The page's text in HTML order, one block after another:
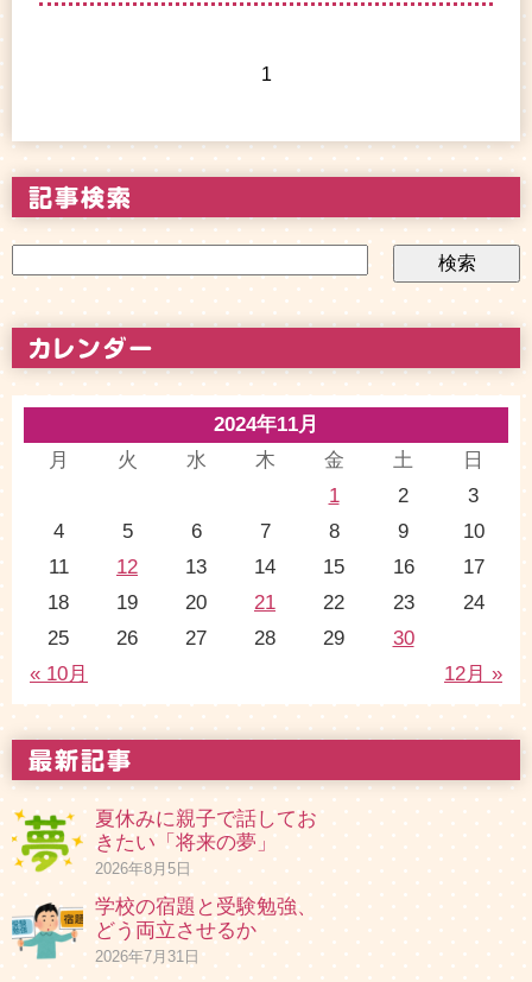
1
2024年11月
月
火 水 木 金 土 日
« 10月 12月 »
1 2
3
4
5 6 7 8 9
10
11
12 13 14 15 16
17
18
19 20 21 22 23
24
25
26 27 28 29 30
夏休みに親子で話してお
きたい「将来の夢」
2026年8月5日
学校の宿題と受験勉強、
どう両立させるか
2026年7月31日